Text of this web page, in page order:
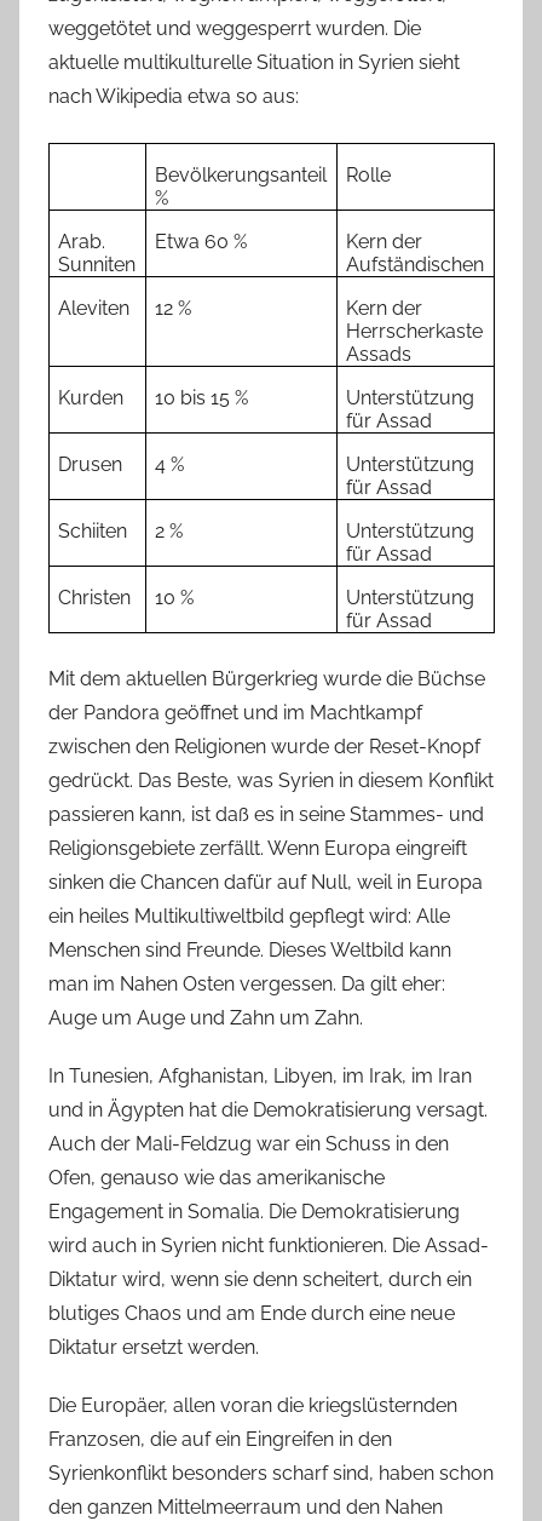
weggetötet und weggesperrt wurden. Die
aktuelle multikulturelle Situation in Syrien sieht
nach Wikipedia etwa so aus:
Bevölkerungsanteil
%
Rolle
Arab.
Sunniten
Etwa 60 %
Kern der
Aufständischen
Aleviten
12 %
Kern der
Herrscherkaste
Assads
Kurden
10 bis 15 %
Unterstützung
für Assad
Drusen
4 %
Unterstützung
für Assad
Schiiten
2 %
Unterstützung
für Assad
Christen
10 %
Unterstützung
für Assad
Mit dem aktuellen Bürgerkrieg wurde die Büchse
der Pandora geöffnet und im Machtkampf
zwischen den Religionen wurde der Reset-Knopf
gedrückt. Das Beste, was Syrien in diesem Konflikt
passieren kann, ist daß es in seine Stammes- und
Religionsgebiete zerfällt. Wenn Europa eingreift
sinken die Chancen dafür auf Null, weil in Europa
ein heiles Multikultiweltbild gepflegt wird: Alle
Menschen sind Freunde. Dieses Weltbild kann
man im Nahen Osten vergessen. Da gilt eher:
Auge um Auge und Zahn um Zahn.
In Tunesien, Afghanistan, Libyen, im Irak, im Iran
und in Ägypten hat die Demokratisierung versagt.
Auch der Mali-Feldzug war ein Schuss in den
Ofen, genauso wie das amerikanische
Engagement in Somalia. Die Demokratisierung
wird auch in Syrien nicht funktionieren. Die Assad-
Diktatur wird, wenn sie denn scheitert, durch ein
blutiges Chaos und am Ende durch eine neue
Diktatur ersetzt werden.
Die Europäer, allen voran die kriegslüsternden
Franzosen, die auf ein Eingreifen in den
Syrienkonflikt besonders scharf sind, haben schon
den ganzen Mittelmeerraum und den Nahen